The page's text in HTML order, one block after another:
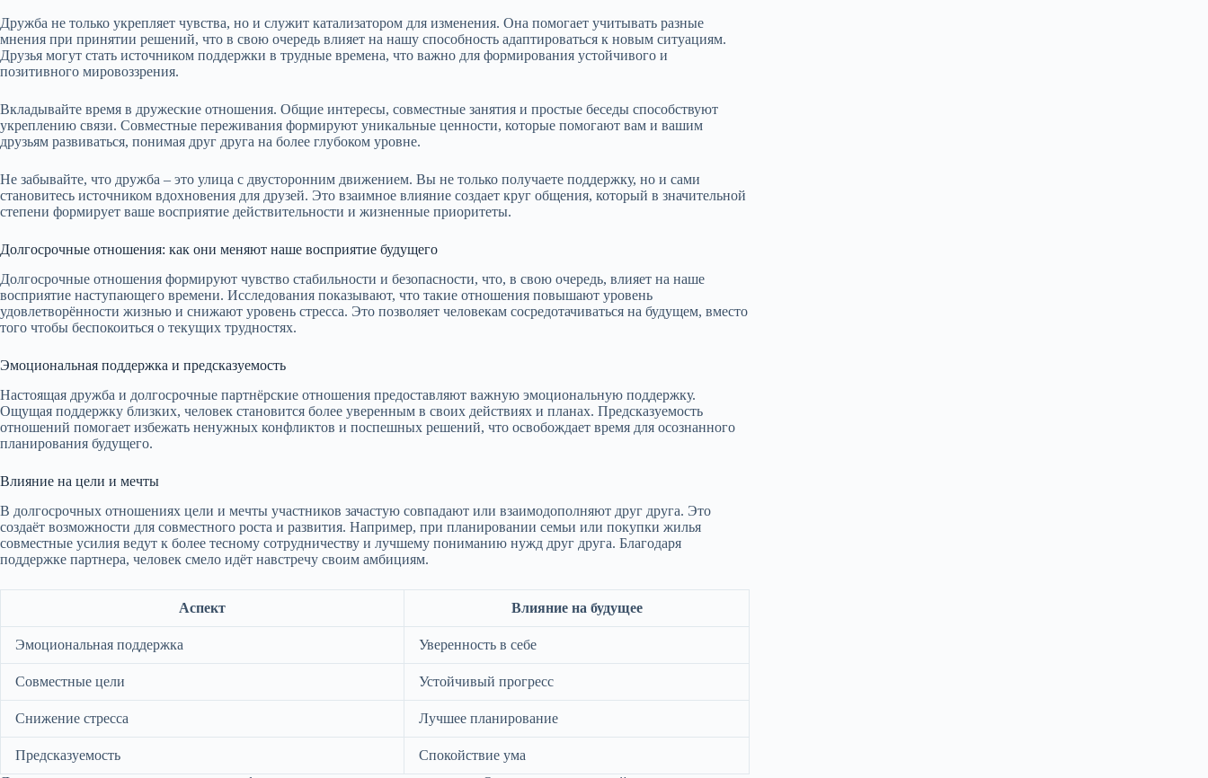
Дружба не только укрепляет чувства, но и служит катализатором для изменения. Она помогает учитывать разные
мнения при принятии решений, что в свою очередь влияет на нашу способность адаптироваться к новым ситуациям.
Друзья могут стать источником поддержки в трудные времена, что важно для формирования устойчивого и
позитивного мировоззрения.
Вкладывайте время в дружеские отношения. Общие интересы, совместные занятия и простые беседы способствуют
укреплению связи. Совместные переживания формируют уникальные ценности, которые помогают вам и вашим
друзьям развиваться, понимая друг друга на более глубоком уровне.
Не забывайте, что дружба – это улица с двусторонним движением. Вы не только получаете поддержку, но и сами
становитесь источником вдохновения для друзей. Это взаимное влияние создает круг общения, который в значительной
степени формирует ваше восприятие действительности и жизненные приоритеты.
Долгосрочные отношения: как они меняют наше восприятие будущего
Долгосрочные отношения формируют чувство стабильности и безопасности, что, в свою очередь, влияет на наше
восприятие наступающего времени. Исследования показывают, что такие отношения повышают уровень
удовлетворённости жизнью и снижают уровень стресса. Это позволяет человекам сосредотачиваться на будущем, вместо
того чтобы беспокоиться о текущих трудностях.
Эмоциональная поддержка и предсказуемость
Настоящая дружба и долгосрочные партнёрские отношения предоставляют важную эмоциональную поддержку.
Ощущая поддержку близких, человек становится более уверенным в своих действиях и планах. Предсказуемость
отношений помогает избежать ненужных конфликтов и поспешных решений, что освобождает время для осознанного
планирования будущего.
Влияние на цели и мечты
В долгосрочных отношениях цели и мечты участников зачастую совпадают или взаимодополняют друг друга. Это
создаёт возможности для совместного роста и развития. Например, при планировании семьи или покупки жилья
совместные усилия ведут к более тесному сотрудничеству и лучшему пониманию нужд друг друга. Благодаря
поддержке партнера, человек смело идёт навстречу своим амбициям.
Аспект Влияние на будущее
Эмоциональная поддержка Уверенность в себе
Совместные цели Устойчивый прогресс
Снижение стресса Лучшее планирование
Предсказуемость
Спокойствие ума